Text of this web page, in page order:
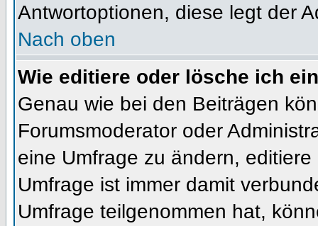
Antwortoptionen, diese legt der
Nach oben
Wie editiere oder lösche ich
Genau wie bei den Beiträgen
Forumsmoderator oder
eine Umfrage zu ändern,
Umfrage ist immer damit
Umfrage teilgenommen hat,